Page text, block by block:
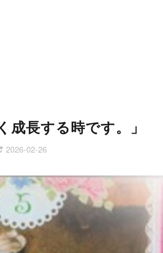
長する時です。」
2026-02-26